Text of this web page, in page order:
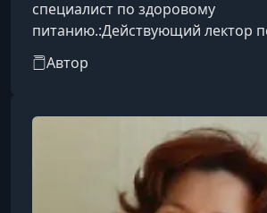
специалист по здоровому
питанию.:Действующий лектор
в государственном проекте
Долголетие».Выпускница
ассоциации нутрициологов и
коучей.Приглашенный эксперт в
корпоративных компаниях,
организациях, посвященных
образу жизни.Автор
Автор